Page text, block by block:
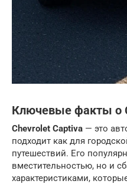
Ключевые факты о
Chevrolet Captiva — это
подходит как для
путешествий. Его
вместительностью, но и
характеристиками,